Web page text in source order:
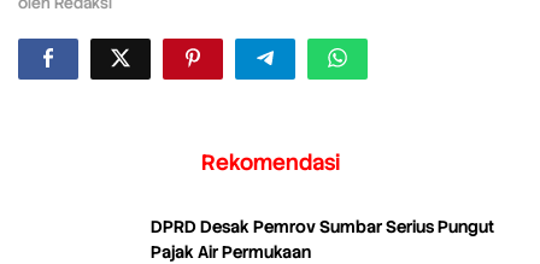
Rekomendasi
DPRD Desak Pemrov Sumbar Serius Pungut
Pajak Air Permukaan